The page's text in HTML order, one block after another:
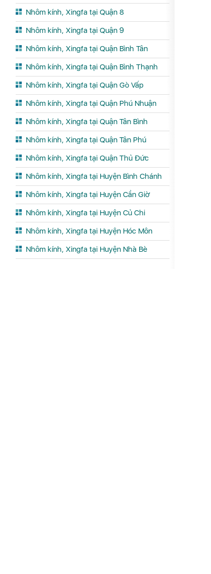
Nhôm kính, Xingfa tại Quận 8
Nhôm kính, Xingfa tại Quận 9
Nhôm kính, Xingfa tại Quận Bình Tân
Nhôm kính, Xingfa tại Quận Bình Thạnh
Nhôm kính, Xingfa tại Quận Gò Vấp
Nhôm kính, Xingfa tại Quận Phú Nhuận
Nhôm kính, Xingfa tại Quận Tân Bình
Nhôm kính, Xingfa tại Quận Tân Phú
Nhôm kính, Xingfa tại Quận Thủ Đức
Nhôm kính, Xingfa tại Huyện Bình Chánh
Nhôm kính, Xingfa tại Huyện Cần Giờ
Nhôm kính, Xingfa tại Huyện Củ Chi
Nhôm kính, Xingfa tại Huyện Hóc Môn
Nhôm kính, Xingfa tại Huyện Nhà Bè